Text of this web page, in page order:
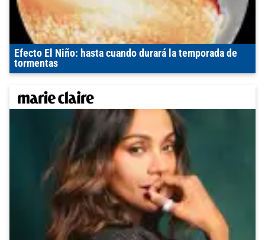
Efecto El Niño: hasta cuando durará la temporada de
tormentas